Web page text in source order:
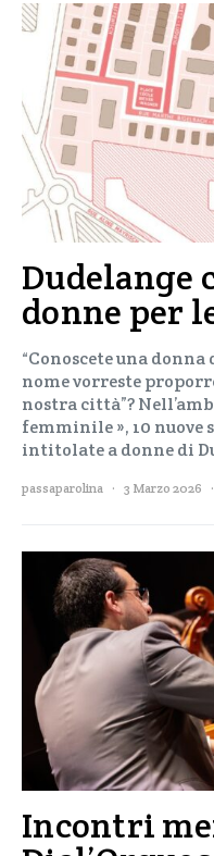
Dudelange
donne per
“Conoscete una
nome vorreste
nostra città”?
femminile », 10 nuove
intitolate a donne di
passaparolina 3 Marzo 2026
Incontri